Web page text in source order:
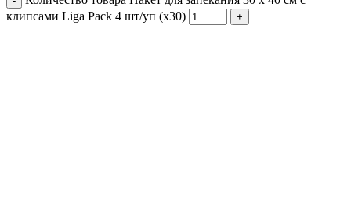
клипсами Liga Pack 4 шт/уп (х30)